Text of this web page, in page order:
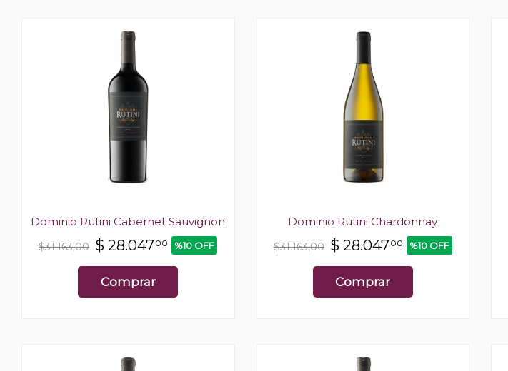
Dominio Rutini Cabernet Sauvignon
$31.163,00 $ 28.04700 %10 OFF
Comprar
Dominio Rutini Chardonnay
$31.163,00 $ 28.04700 %10 OFF
Comprar